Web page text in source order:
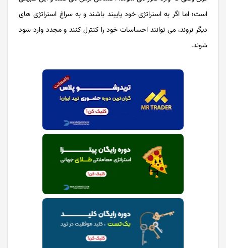
است؛ اما اگر به استراتژی خود پایبند باشند و به سراغ استراتژی های
دیگر نروند، می توانند احساسات خود را کنترل کنند و مجدد وارد سود
شوند.